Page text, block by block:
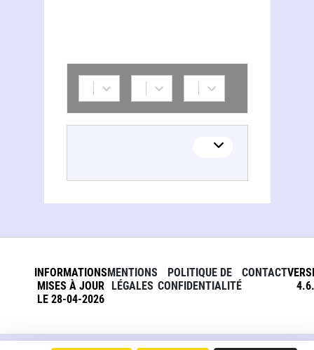
INFORMATIONS
MISES À JOUR
LE 28-04-2026
MENTIONS
LÉGALES
POLITIQUE DE
CONFIDENTIALITÉ
CONTACT